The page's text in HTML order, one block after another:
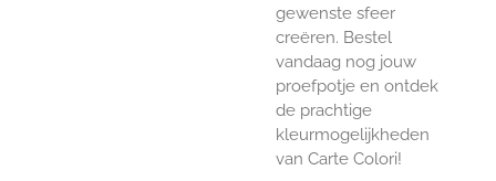
gewenste sfeer
creëren. Bestel
vandaag nog jouw
proefpotje en ontdek
de prachtige
kleurmogelijkheden
van Carte Colori!